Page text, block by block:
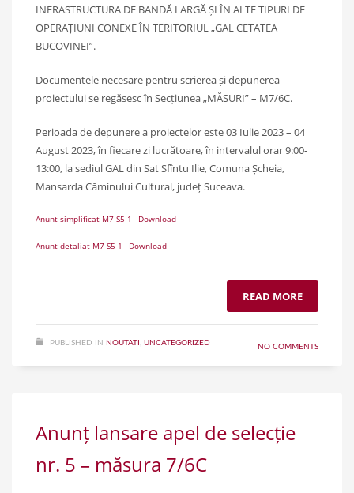
INFRASTRUCTURA DE BANDĂ LARGĂ ȘI ÎN ALTE TIPURI DE
OPERAȚIUNI CONEXE ÎN TERITORIUL „GAL CETATEA
BUCOVINEI”.
Documentele necesare pentru scrierea și depunerea
proiectului se regăsesc în Secțiunea „MĂSURI” – M7/6C.
Perioada de depunere a proiectelor este 03 Iulie 2023 – 04
August 2023, în fiecare zi lucrătoare, în intervalul orar 9:00-
13:00, la sediul GAL din Sat Sfîntu Ilie, Comuna Șcheia,
Mansarda Căminului Cultural, județ Suceava.
Anunt-simplificat-M7-S5-1 Download
Anunt-detaliat-M7-S5-1 Download
READ MORE
PUBLISHED IN NOUTATI , UNCATEGORIZED NO COMMENTS
Anunț lansare apel de selecție
nr. 5 – măsura 7/6C